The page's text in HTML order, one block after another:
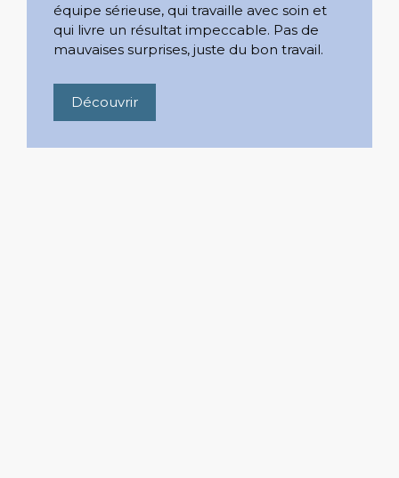
équipe sérieuse, qui travaille avec soin et
qui livre un résultat impeccable. Pas de
mauvaises surprises, juste du bon travail.
Découvrir